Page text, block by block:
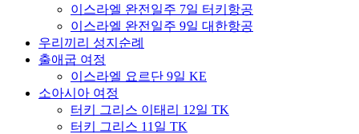
이스라엘 완전일주 7일 터키항공
이스라엘 완전일주 9일 대한항공
우리끼리 성지순례
출애굽 여정
이스라엘 요르단 9일 KE
소아시아 여정
터키 그리스 이태리 12일 TK
터키 그리스 11일 TK